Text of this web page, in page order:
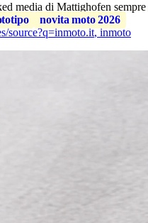
media di Mattighofen
novita moto 2026
source?q=inmoto.it,inmoto